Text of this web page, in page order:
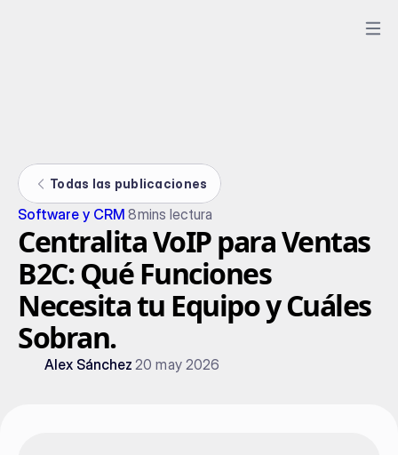
Todas las publicaciones
Software y CRM 8mins lectura
Centralita VoIP para Ventas
B2C: Qué Funciones
Necesita tu Equipo y Cuáles
Sobran.
Alex Sánchez 20 may 2026